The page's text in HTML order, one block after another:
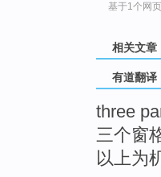
基于1个网页
相关文章
有道翻译
three
三个窗
以上为